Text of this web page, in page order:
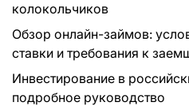
колокольчиков
Обзор онлайн-займов:
ставки и требования к
Инвестирование в
подробное руководство